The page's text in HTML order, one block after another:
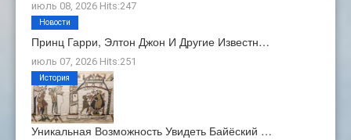
июль 08, 2026 Hits:247
Принц Гарри, Элтон Джон И Другие Известн…
июль 07, 2026 Hits:251
Новости
Уникальная Возможность Увидеть Байёский …
История